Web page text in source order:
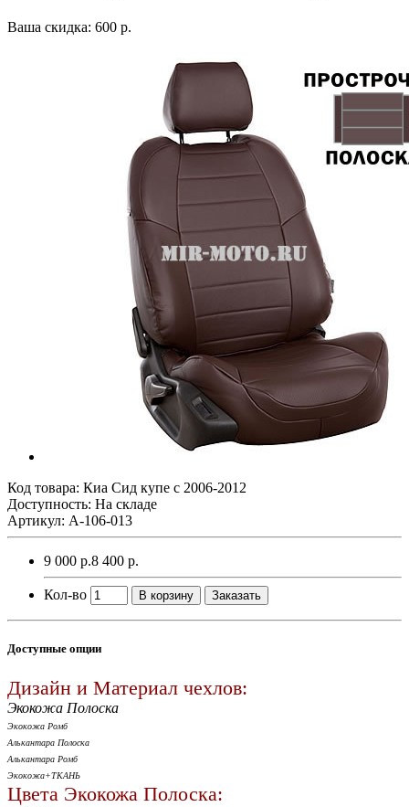
Ваша скидка: 600 р.
Код товара: Киа Сид купе с 2006-2012
Доступность: На складе
Артикул: A-106-013
9 000 р.8 400 р.
Кол-во В корзину Заказать
Доступные опции
Дизайн и Материал чехлов:
Экокожа Полоска
Экокожа Ромб
Алькантара Полоска
Алькантара Ромб
Экокожа+ТКАНЬ
Цвета Экокожа Полоска: